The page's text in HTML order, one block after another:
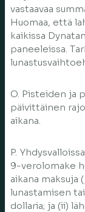
vastaavaa
Huomaa, että
kaikissa
paneeleissa.
O. Pisteiden ja
päivittäinen
aikana.
P.
9-verolomake
aikana
lunastamisen
dollaria; ja (ii)